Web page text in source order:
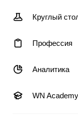
Круглый
Профессия
Аналитика
WN Academy